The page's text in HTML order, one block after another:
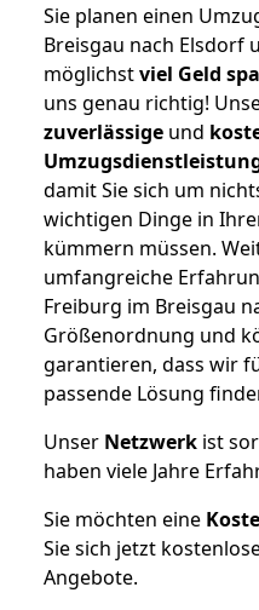
Sie planen einen
Breisgau nach Elsdorf
möglichstviel Geld
uns genau richtig!
zuverlässige und
damit Sie sich um
wichtigen Dinge in
kümmern müssen.
umfangreiche
Freiburg im Breisgau
Größenordnung und
garantieren, dass wir
passende Lösung
Unser Netzwerk ist
haben viele Jahre
Sie möchten eine
Sie sich jetzt
Angebote.